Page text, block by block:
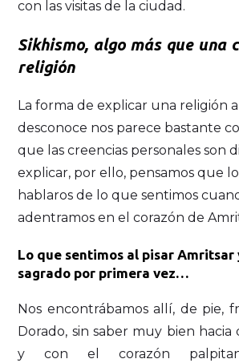
con las visitas de la ciudad.
Sikhismo, algo más que una
religión
La forma de explicar una religión
desconoce nos parece bastante
que las creencias personales son
explicar, por ello, pensamos que
hablaros de lo que sentimos
adentramos en el corazón de
Lo que sentimos al pisar Amritsar
sagrado por primera vez…
Nos encontrábamos allí, de pie,
Dorado, sin saber muy bien
y con el corazón